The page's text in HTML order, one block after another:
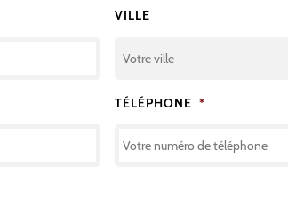
VILLE
TÉLÉPHONE *